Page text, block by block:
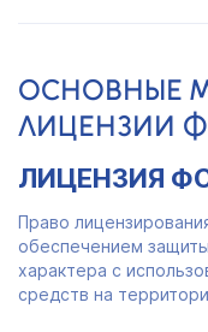
ОСНОВНЫЕ
ЛИЦЕНЗИИ
ЛИЦЕНЗИЯ
Право
обеспечением
характера с
средств на